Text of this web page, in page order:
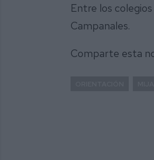
Entre los
Campanales.
Comparte esta